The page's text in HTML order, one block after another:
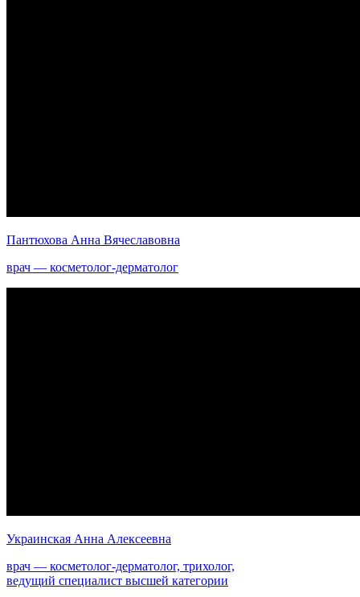
Пантюхова Анна Вячеславовна
врач — косметолог-дерматолог
Украинская Анна Алексеевна
врач — косметолог-дерматолог, трихолог,
ведущий специалист высшей категории